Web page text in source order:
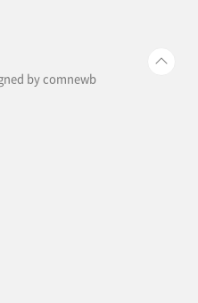
bycomnewb